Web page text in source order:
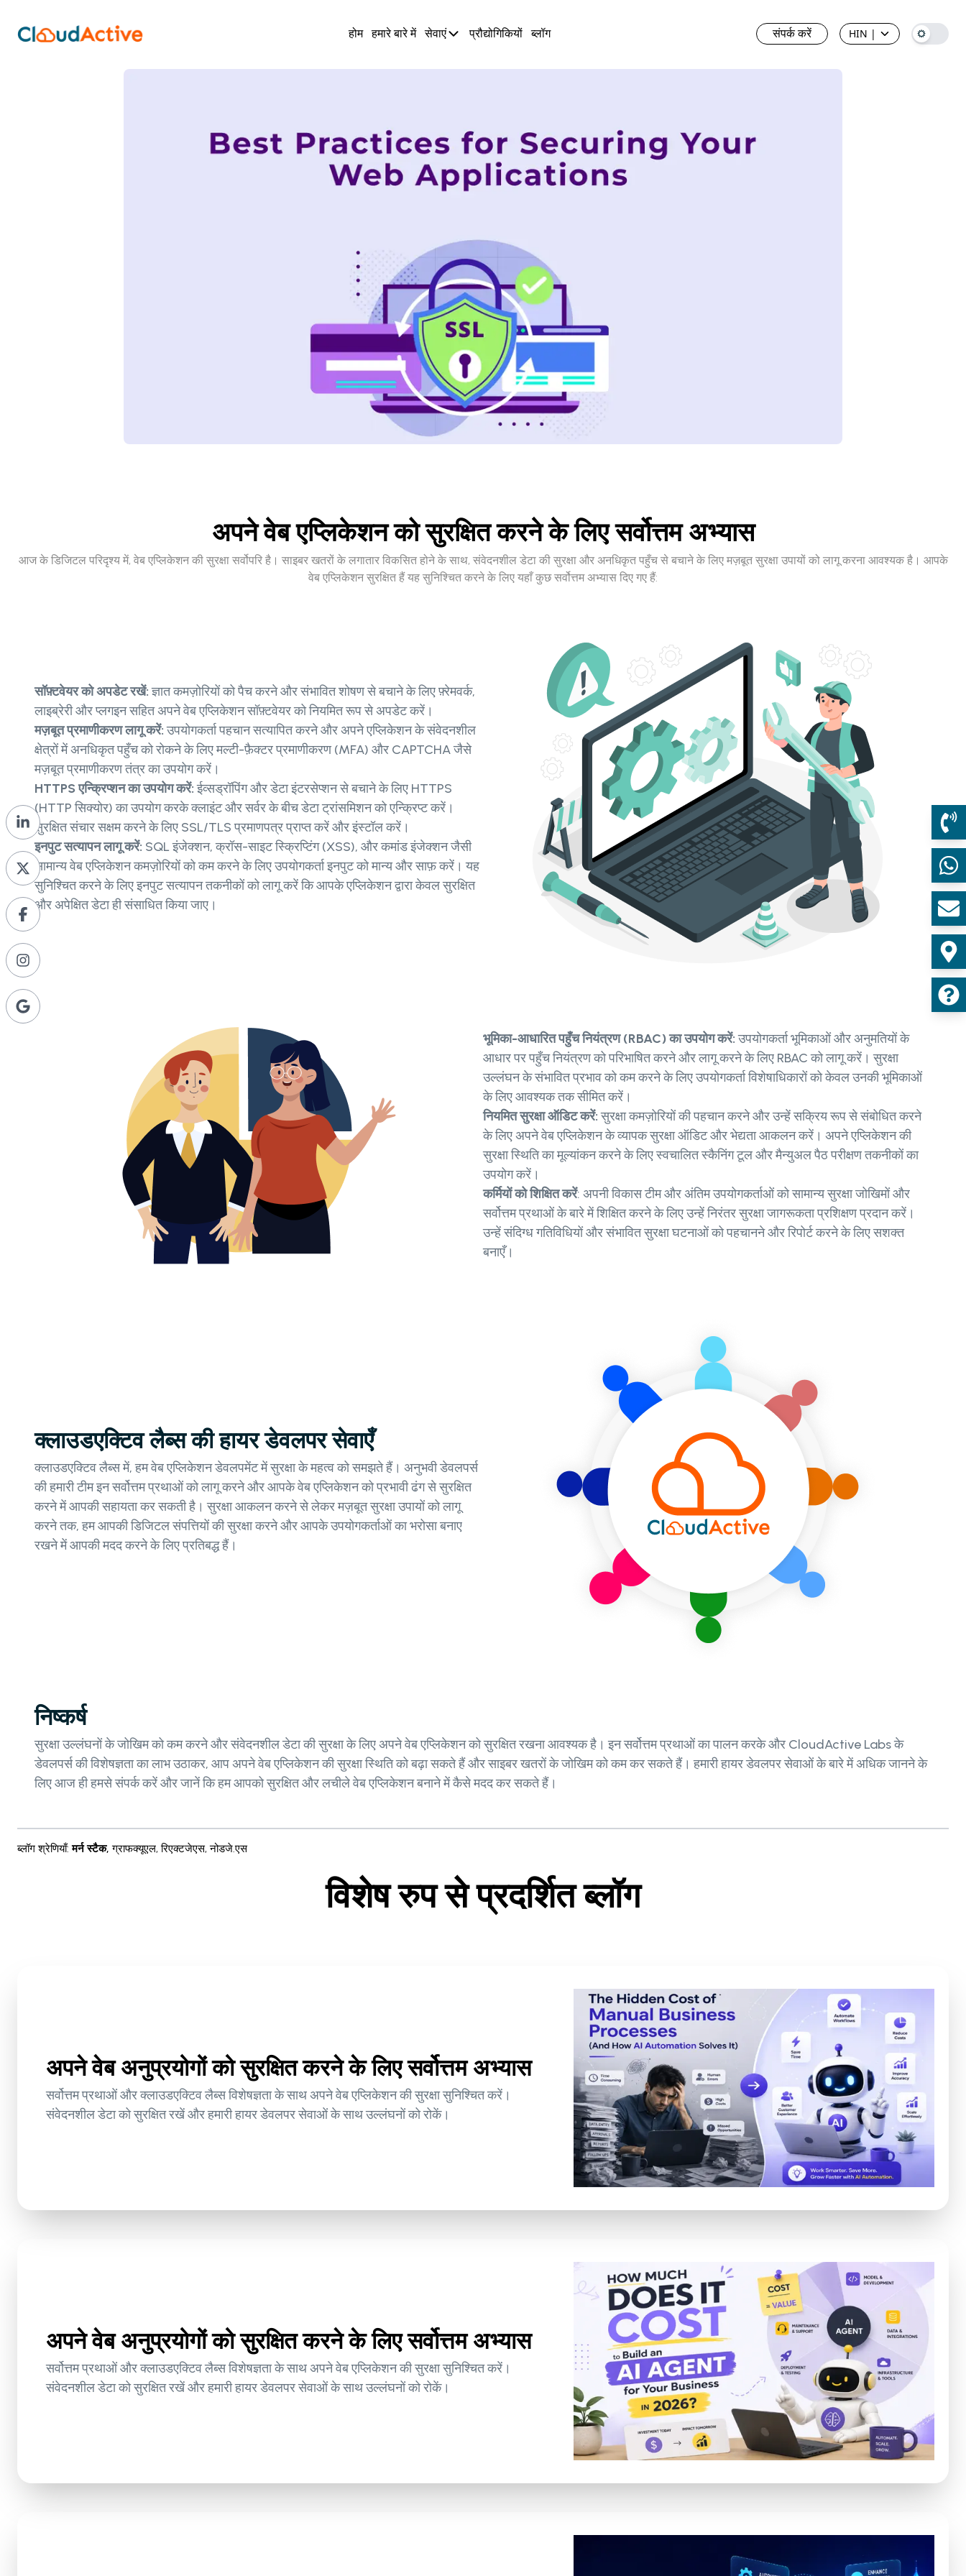
होम हमारे बारे में सेवाएं प्रौद्योगिकियों ब्लॉग संपर्क करें HIN |
अपने वेब एप्लिकेशन को सुरक्षित करने के लिए सर्वोत्तम अभ्यास
आज के डिजिटल परिदृश्य में, वेब एप्लिकेशन की सुरक्षा सर्वोपरि है। साइबर खतरों के लगातार विकसित होने के साथ, संवेदनशील डेटा की सुरक्षा और अनधिकृत पहुँच से बचाने के लिए मज़बूत सुरक्षा उपायों को लागू करना आवश्यक है। आपके
वेब एप्लिकेशन सुरक्षित हैं यह सुनिश्चित करने के लिए यहाँ कुछ सर्वोत्तम अभ्यास दिए गए हैं:
सॉफ़्टवेयर को अपडेट रखें:ज्ञात कमज़ोरियों को पैच करने और संभावित शोषण से बचाने के लिए फ़्रेमवर्क,
लाइब्रेरी और प्लगइन सहित अपने वेब एप्लिकेशन सॉफ़्टवेयर को नियमित रूप से अपडेट करें।
मज़बूत प्रमाणीकरण लागू करें:उपयोगकर्ता पहचान सत्यापित करने और अपने एप्लिकेशन के संवेदनशील
क्षेत्रों में अनधिकृत पहुँच को रोकने के लिए मल्टी-फ़ैक्टर प्रमाणीकरण (MFA) और CAPTCHA जैसे
मज़बूत प्रमाणीकरण तंत्र का उपयोग करें।
HTTPS एन्क्रिप्शन का उपयोग करें:ईव्सड्रॉपिंग और डेटा इंटरसेप्शन से बचाने के लिए HTTPS
(HTTP सिक्योर) का उपयोग करके क्लाइंट और सर्वर के बीच डेटा ट्रांसमिशन को एन्क्रिप्ट करें।
सुरक्षित संचार सक्षम करने के लिए SSL/TLS प्रमाणपत्र प्राप्त करें और इंस्टॉल करें।
इनपुट सत्यापन लागू करें: SQL इंजेक्शन, क्रॉस-साइट स्क्रिप्टिंग (XSS), और कमांड इंजेक्शन जैसी
सामान्य वेब एप्लिकेशन कमज़ोरियों को कम करने के लिए उपयोगकर्ता इनपुट को मान्य और साफ़ करें। यह
सुनिश्चित करने के लिए इनपुट सत्यापन तकनीकों को लागू करें कि आपके एप्लिकेशन द्वारा केवल सुरक्षित
और अपेक्षित डेटा ही संसाधित किया जाए।
भूमिका-आधारित पहुँच नियंत्रण (RBAC) का उपयोग करें:उपयोगकर्ता भूमिकाओं और अनुमतियों के
आधार पर पहुँच नियंत्रण को परिभाषित करने और लागू करने के लिए RBAC को लागू करें। सुरक्षा
उल्लंघन के संभावित प्रभाव को कम करने के लिए उपयोगकर्ता विशेषाधिकारों को केवल उनकी भूमिकाओं
के लिए आवश्यक तक सीमित करें।
नियमित सुरक्षा ऑडिट करें:सुरक्षा कमज़ोरियों की पहचान करने और उन्हें सक्रिय रूप से संबोधित करने
के लिए अपने वेब एप्लिकेशन के व्यापक सुरक्षा ऑडिट और भेद्यता आकलन करें। अपने एप्लिकेशन की
सुरक्षा स्थिति का मूल्यांकन करने के लिए स्वचालित स्कैनिंग टूल और मैन्युअल पैठ परीक्षण तकनीकों का
उपयोग करें।
कर्मियों को शिक्षित करें: अपनी विकास टीम और अंतिम उपयोगकर्ताओं को सामान्य सुरक्षा जोखिमों और
सर्वोत्तम प्रथाओं के बारे में शिक्षित करने के लिए उन्हें निरंतर सुरक्षा जागरूकता प्रशिक्षण प्रदान करें।
उन्हें संदिग्ध गतिविधियों और संभावित सुरक्षा घटनाओं को पहचानने और रिपोर्ट करने के लिए सशक्त
बनाएँ।
क्लाउडएक्टिव लैब्स की हायर डेवलपर सेवाएँ
क्लाउडएक्टिव लैब्स में, हम वेब एप्लिकेशन डेवलपमेंट में सुरक्षा के महत्व को समझते हैं। अनुभवी डेवलपर्स
की हमारी टीम इन सर्वोत्तम प्रथाओं को लागू करने और आपके वेब एप्लिकेशन को प्रभावी ढंग से सुरक्षित
करने में आपकी सहायता कर सकती है। सुरक्षा आकलन करने से लेकर मज़बूत सुरक्षा उपायों को लागू
करने तक, हम आपकी डिजिटल संपत्तियों की सुरक्षा करने और आपके उपयोगकर्ताओं का भरोसा बनाए
रखने में आपकी मदद करने के लिए प्रतिबद्ध हैं।
निष्कर्ष
सुरक्षा उल्लंघनों के जोखिम को कम करने और संवेदनशील डेटा की सुरक्षा के लिए अपने वेब एप्लिकेशन को सुरक्षित रखना आवश्यक है। इन सर्वोत्तम प्रथाओं का पालन करके और CloudActive Labs के
डेवलपर्स की विशेषज्ञता का लाभ उठाकर, आप अपने वेब एप्लिकेशन की सुरक्षा स्थिति को बढ़ा सकते हैं और साइबर खतरों के जोखिम को कम कर सकते हैं। हमारी हायर डेवलपर सेवाओं के बारे में अधिक जानने के
लिए आज ही हमसे संपर्क करें और जानें कि हम आपको सुरक्षित और लचीले वेब एप्लिकेशन बनाने में कैसे मदद कर सकते हैं।
ब्लॉग श्रेणियाँ: मर्न स्टैक, ग्राफक्यूएल,रिएक्टजेएस,नोडजे.एस
विशेष रुप से प्रदर्शित ब्लॉग
अपने वेब अनुप्रयोगों को सुरक्षित करने के लिए सर्वोत्तम अभ्यास
सर्वोत्तम प्रथाओं और क्लाउडएक्टिव लैब्स विशेषज्ञता के साथ अपने वेब एप्लिकेशन की सुरक्षा सुनिश्चित करें।
संवेदनशील डेटा को सुरक्षित रखें और हमारी हायर डेवलपर सेवाओं के साथ उल्लंघनों को रोकें।
अपने वेब अनुप्रयोगों को सुरक्षित करने के लिए सर्वोत्तम अभ्यास
सर्वोत्तम प्रथाओं और क्लाउडएक्टिव लैब्स विशेषज्ञता के साथ अपने वेब एप्लिकेशन की सुरक्षा सुनिश्चित करें।
संवेदनशील डेटा को सुरक्षित रखें और हमारी हायर डेवलपर सेवाओं के साथ उल्लंघनों को रोकें।